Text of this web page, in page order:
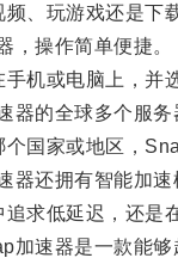
玩游戏还是下载
操作简单便捷。
或电脑上，并选
的全球多个服务
家或地区，
还拥有智能加速
低延迟，还是在
速器是一款能够